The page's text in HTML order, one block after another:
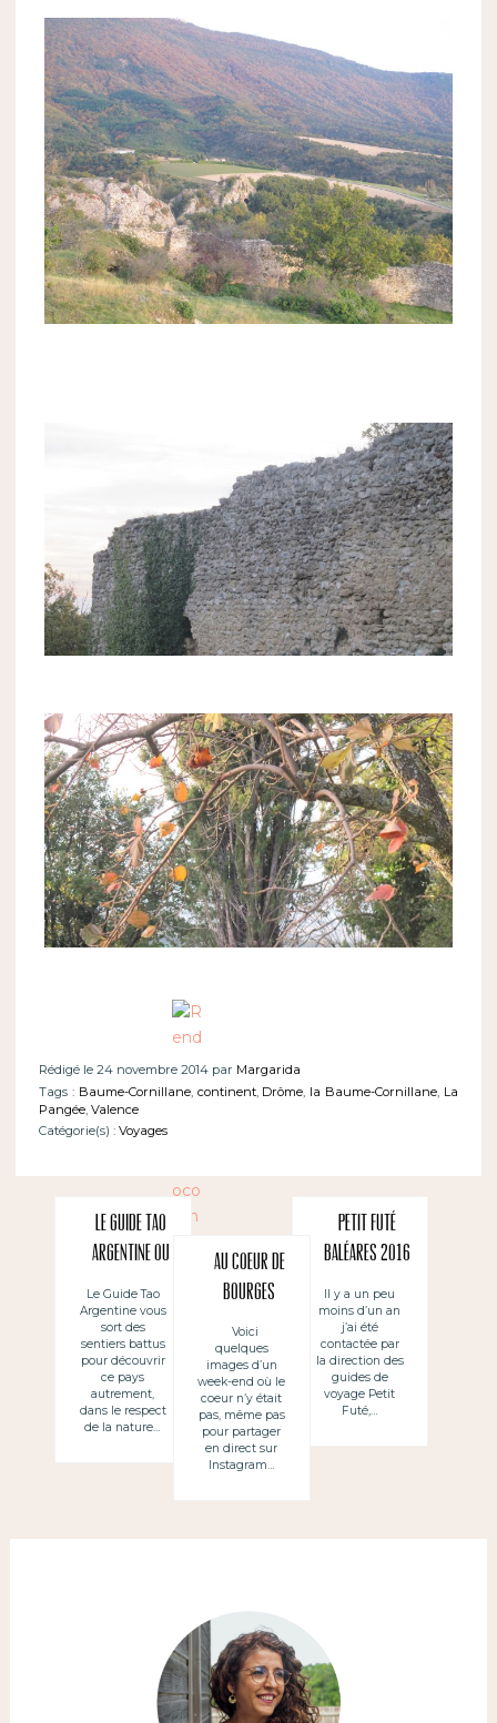
Rédigé le 24 novembre 2014 par Margarida
Tags : Baume-Cornillane, continent, Drôme, la Baume-Cornillane, La
Pangée, Valence
Catégorie(s) : Voyages
Le Guide Tao
Argentine ou
comment
voyager
autrement
Le Guide Tao
Argentine vous
sort des
sentiers battus
pour découvrir
ce pays
autrement,
dans le respect
de la nature…
Au coeur de
Bourges
Voici
quelques
images d’un
week-end où le
coeur n’y était
pas, même pas
pour partager
en direct sur
Instagram…
Petit Futé
Baléares 2016
: auteur pour
un guide de
voyages, c’est
comment ?
Il y a un peu
moins d’un an
j’ai été
contactée par
la direction des
guides de
voyage Petit
Futé,…